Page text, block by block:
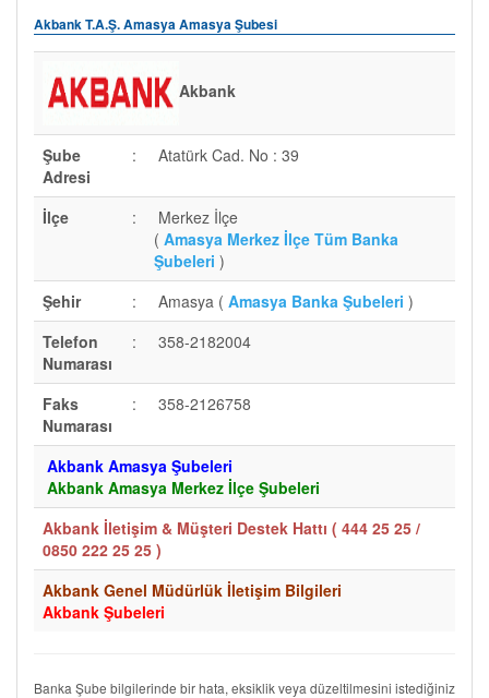
Akbank T.A.Ş. Amasya Amasya Şubesi
Akbank
Şube
Adresi
: Atatürk Cad. No : 39
İlçe :
Merkez İlçe
( Amasya Merkez İlçe Tüm Banka
Şubeleri )
Şehir
: Amasya ( Amasya Banka Şubeleri )
Telefon
Numarası
: 358-2182004
Faks
Numarası
: 358-2126758
Akbank Amasya Şubeleri
Akbank Amasya Merkez İlçe Şubeleri
Akbank İletişim & Müşteri Destek Hattı ( 444 25 25 /
0850 222 25 25 )
Akbank Genel Müdürlük İletişim Bilgileri
Akbank Şubeleri
Banka Şube bilgilerinde bir hata, eksiklik veya düzeltilmesini istediğiniz